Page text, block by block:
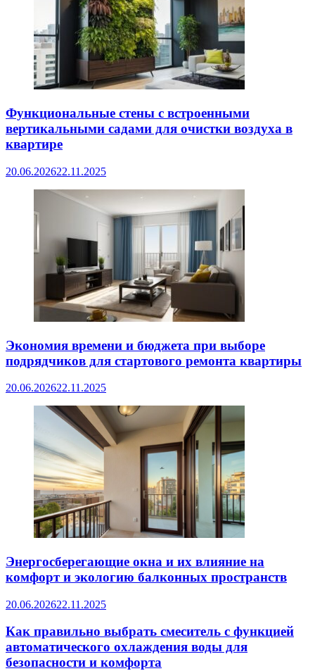
Функциональные стены с встроенными
вертикальными садами для очистки воздуха в
квартире
20.06.202622.11.2025
Экономия времени и бюджета при выборе
подрядчиков для стартового ремонта квартиры
20.06.202622.11.2025
Энергосберегающие окна и их влияние на
комфорт и экологию балконных пространств
20.06.202622.11.2025
Как правильно выбрать смеситель с функцией
автоматического охлаждения воды для
безопасности и комфорта